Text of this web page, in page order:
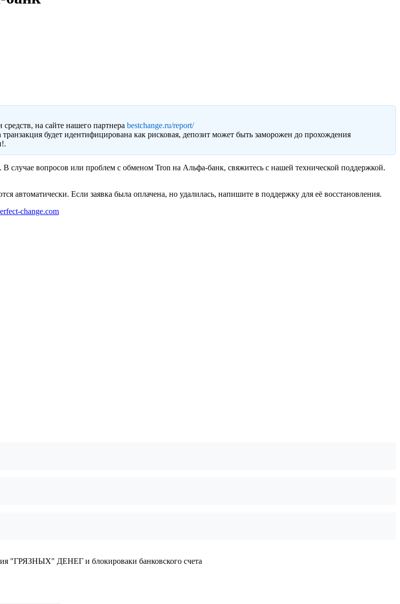
на сайте нашего партнера bestchange.ru/report/
будет идентифицирована как рисковая, депозит может быть заморожен до прохождения
случае вопросов или проблем с обменом Tron на Альфа-банк, свяжитесь с нашей технической поддержкой.
автоматически. Если заявка была оплачена, но удалилась, напишите в поддержку для её восстановления.
change.com
"ГРЯЗНЫХ" ДЕНЕГ и блокироваки банковского счета